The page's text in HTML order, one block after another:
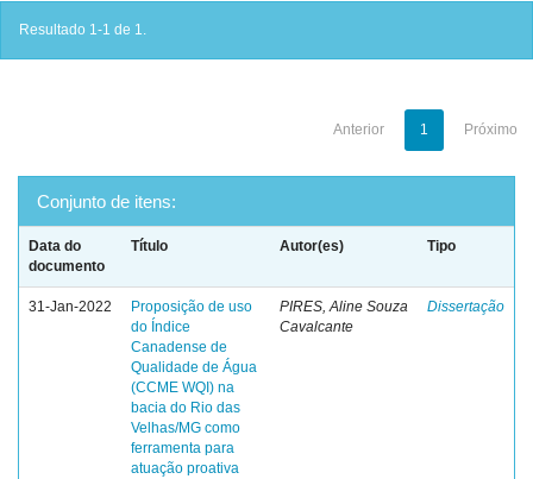
Resultado 1-1 de 1.
Anterior 1 Próximo
Conjunto de itens:
Data do
documento
Título Autor(es) Tipo
31-Jan-2022
Proposição de uso
do Índice
Canadense de
Qualidade de Água
(CCME WQI) na
bacia do Rio das
Velhas/MG como
ferramenta para
atuação proativa
PIRES, Aline Souza
Cavalcante
Dissertação